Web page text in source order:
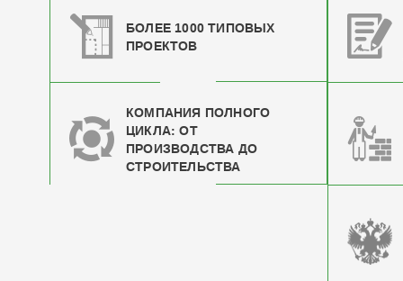
БОЛЕЕ 1000 ТИПОВЫХ
ПРОЕКТОВ
КОМПАНИЯ ПОЛНОГО
ЦИКЛА: ОТ
ПРОИЗВОДСТВА ДО
СТРОИТЕЛЬСТВА